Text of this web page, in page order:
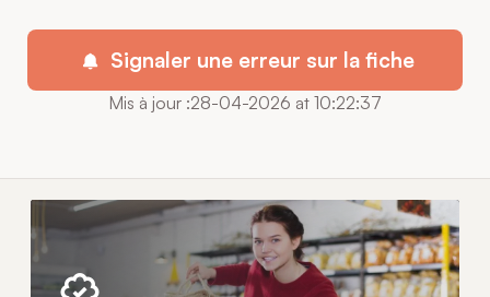
Signaler une erreur sur la fiche
Mis à jour :28-04-2026 at 10:22:37